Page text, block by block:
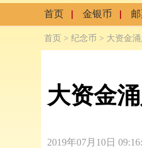
首页 金银币
首页 > 纪念币 > 大资金
大资金
2019年07月10日